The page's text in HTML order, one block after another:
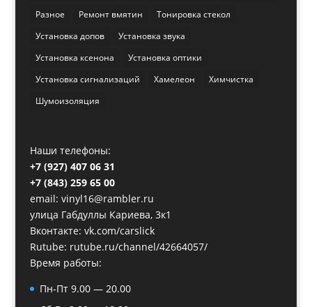
Разное
Ремонт вмятин
Тонировка стекол
Установка допов
Установка звука
Установка ксенона
Установка оптики
Установка сигнализаций
Хамелеон
Химчистка
Шумоизоляция
Наши телефоны:
+7 (927) 407 06 31
+7 (843) 259 65 00
email: vinyl16@rambler.ru
улица Габдуллы Кариева, 3к1
Вконтакте: vk.com/carslick
Rutube: rutube.ru/channel/42664057/
Время работы:
Пн-Пт 9.00 — 20.00